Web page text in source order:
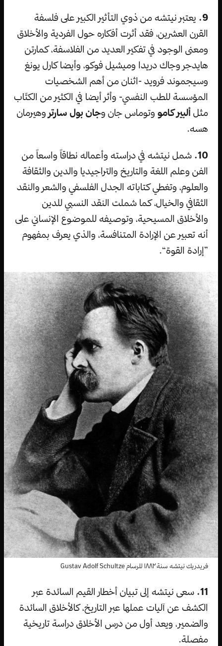
9. يعتبر نيتشه من ذوي التأثير الكبير على فلسفة
القرن العشرين، فقد أثرت أفكاره حول الفردية والأخلاق
ومعنى الوجود في تفكير العديد من الفلاسفة، كمارتن
هايدجر وجاك دريدا وميشيل فوكو، وأيضا كارل يونغ
وسيجموند فرويد -اثنان من أهم الشخصيات
المؤسسة للطب النفسي- وأثر أيضا في الكثير من الكتّاب
مثل ألبير كامو وتوماس جان وجان بول سارتر وهيرمان
هسه.
10. شمل نيتشه في دراسته وأعماله نطاقاً واسعاً من
الفن وعلم اللغة والتاريخ والتراجيديا والدين والثقافة
والعلوم، وتغطي كتاباته الجدل الفلسفي والشعر والنقد
الثقافي والخيال، كما شملت النقد النسبي للدين
والأخلاق المسيحية، وتوصيفه للموضوع الإنساني على
أنه تعبير عن الإرادة المتنافسة، والذي يعرف بمفهوم
”إرادة القوة“.
فريدريك نيتشه سنة ١٨٨٢ للرسام Gustav Adolf Schultze
11. سعى نيتشه إلى تبيان أخطار القيم السائدة عبر
الكشف عن آليات عملها عبر التاريخ، كالأخلاق السائدة
والضمير، ويعد أول من درس الأخلاق دراسة تاريخية
مفصلة.